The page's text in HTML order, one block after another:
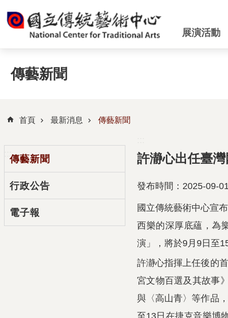
跳到主要內容區塊
展演活動
傳藝新聞
首頁 最新消息 傳藝新聞
:::傳藝新聞
行政公告
電子報
許瀞心出任臺
發布時間：2025-09-
國立傳統藝術中心宣
西樂的深厚底蘊，為
演」，將於9月9日至
許瀞心指揮上任後的
宮文物百選及其故事
與〈高山青〉等作品
至13日在捷克音樂博